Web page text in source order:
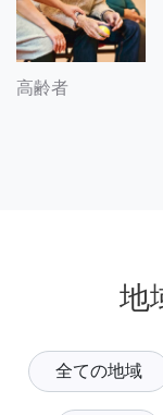
高齢者
地
全ての地域